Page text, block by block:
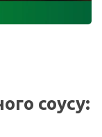
соусу: